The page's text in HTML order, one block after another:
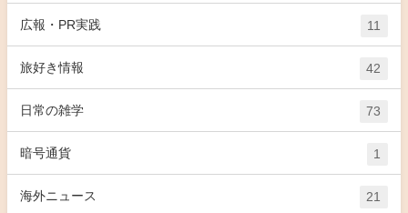
広報・PR実践 11
旅好き情報 42
日常の雑学 73
暗号通貨 1
海外ニュース 21